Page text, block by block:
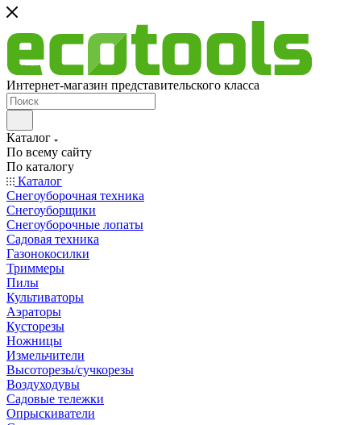
Интернет-магазин представительского класса
Каталог
По всему сайту
По каталогу
Каталог
Снегоуборочная техника
Снегоуборщики
Снегоуборочные лопаты
Садовая техника
Газонокосилки
Триммеры
Пилы
Культиваторы
Аэраторы
Кусторезы
Ножницы
Измельчители
Высоторезы/сучкорезы
Воздуходувы
Садовые тележки
Опрыскиватели